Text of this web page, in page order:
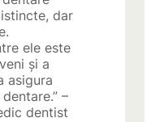
dar
ele este
și a
asigura
–
dentist